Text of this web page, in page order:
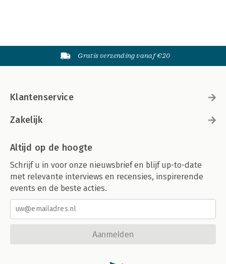
Gratis verzending vanaf €20
Klantenservice
Zakelijk
Altijd op de hoogte
Schrijf u in voor onze nieuwsbrief en blijf up-to-date
met relevante interviews en recensies, inspirerende
events en de beste acties.
Aanmelden